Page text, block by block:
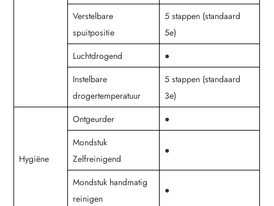
Verstelbare
spuitpositie
5 stappen (standaard
5e)
Luchtdrogend
●
Instelbare
drogertemperatuur
5 stappen (standaard
3e)
Hygiëne
Ontgeurder
●
Mondstuk
Zelfreinigend
●
Mondstuk handmatig
reinigen
●